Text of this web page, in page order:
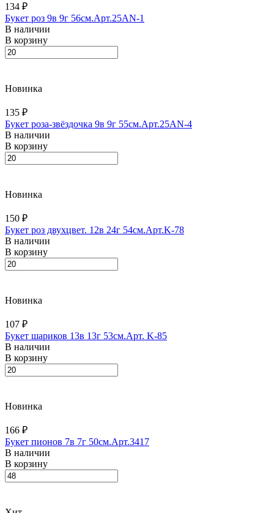
134 ₽
Букет роз 9в 9г 56см.Арт.25AN-1
В наличии
В корзину
Новинка
135 ₽
Букет роза-звёздочка 9в 9г 55см.Арт.25AN-4
В наличии
В корзину
Новинка
150 ₽
Букет роз двухцвет. 12в 24г 54см.Арт.K-78
В наличии
В корзину
Новинка
107 ₽
Букет шариков 13в 13г 53см.Арт. K-85
В наличии
В корзину
Новинка
166 ₽
Букет пионов 7в 7г 50см.Арт.3417
В наличии
В корзину